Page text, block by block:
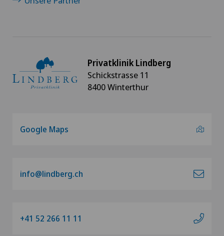
Privatklinik Lindberg
Schickstrasse 11
8400 Winterthur
Google Maps
info@lindberg.ch
+41 52 266 11 11